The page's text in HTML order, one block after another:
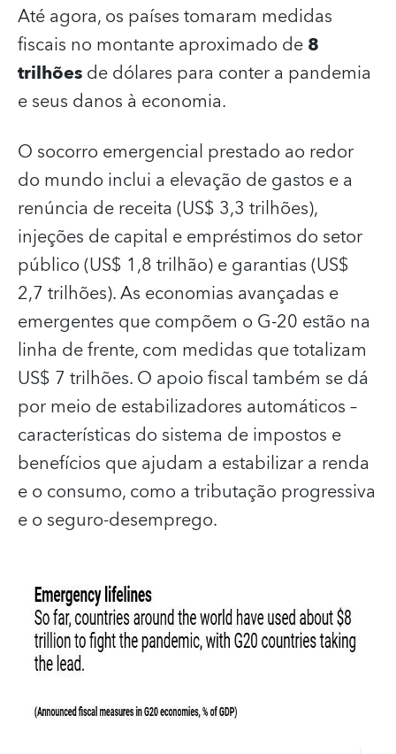
Até agora, os países tomaram medidas
fiscais no montante aproximado de8
trilhõesde dólares para conter a pandemia
e seus danos à economia.
O socorro emergencial prestado ao redor
do mundo inclui a elevação de gastos e a
renúncia de receita (US$ 3,3 trilhões),
injeções de capital e empréstimos do setor
público (US$ 1,8 trilhão) e garantias (US$
2,7 trilhões). As economias avançadas e
emergentes que compõem o G-20 estão na
linha de frente, com medidas que totalizam
US$ 7 trilhões. O apoio fiscal também se dá
por meio de estabilizadores automáticos –
características do sistema de impostos e
benefícios que ajudam a estabilizar a renda
e o consumo, como a tributação progressiva
e o seguro‑desemprego.